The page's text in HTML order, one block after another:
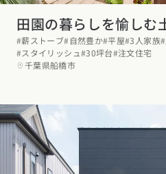
広島県岡山県鳥取県島根県
四国エリア
香川県徳島県
九州・沖縄エリア
福岡県 佐賀県長崎県熊本県
沖縄県
田園の暮らしを愉しむ
#薪ストーブ#自然豊か#平屋#3人家族
#スタイリッシュ#30坪台#注文住宅
千葉県船橋市